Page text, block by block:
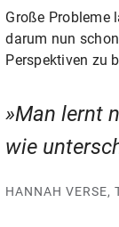
Große Probleme
darum nun
Perspektiven zu
Man lernt
wie
HANNAH VERSE,